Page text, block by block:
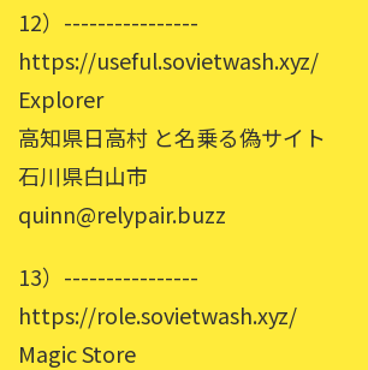
12）----------------
https://useful.sovietwash.xyz/
Explorer
高知県日高村 と名乗る偽サイト
石川県白山市
quinn@relypair.buzz
13）----------------
https://role.sovietwash.xyz/
Magic Store